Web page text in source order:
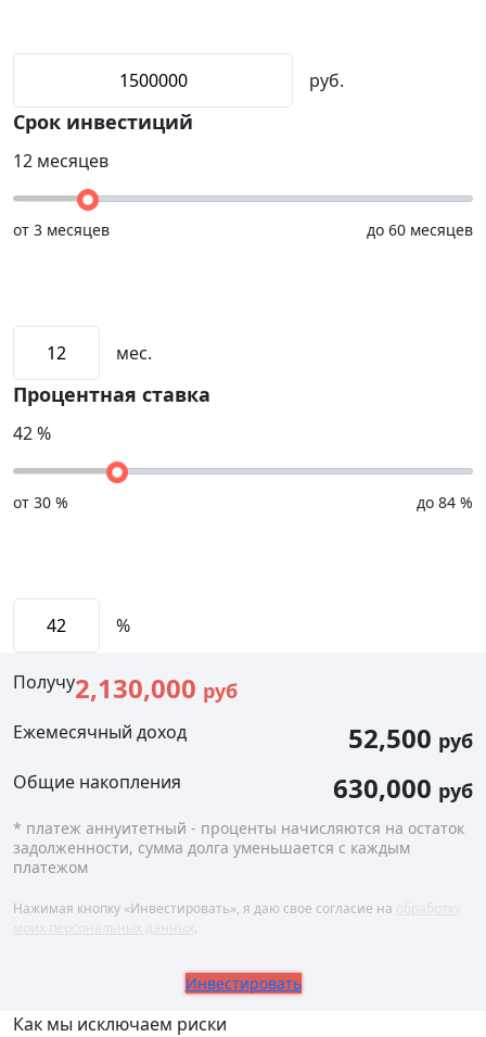
руб.
Срок инвестиций
12 месяцев
от 3 месяцев до 60 месяцев
мес.
Процентная ставка
42%
от 30 % до 84 %
%
Получу2,130,000 руб
Ежемесячный доход 52,500 руб
Общие накопления 630,000 руб
* платеж аннуитетный - проценты начисляются на остаток
задолженности, сумма долга уменьшается с каждым
платежом
Нажимая кнопку «Инвестировать», я даю свое согласие на
.
Инвестировать
Как мы исключаем риски